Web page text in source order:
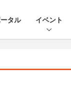
タル イベント